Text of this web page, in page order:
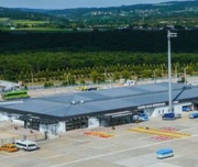
BİLİM-
RÖPÖRTAJ
ANALİZ